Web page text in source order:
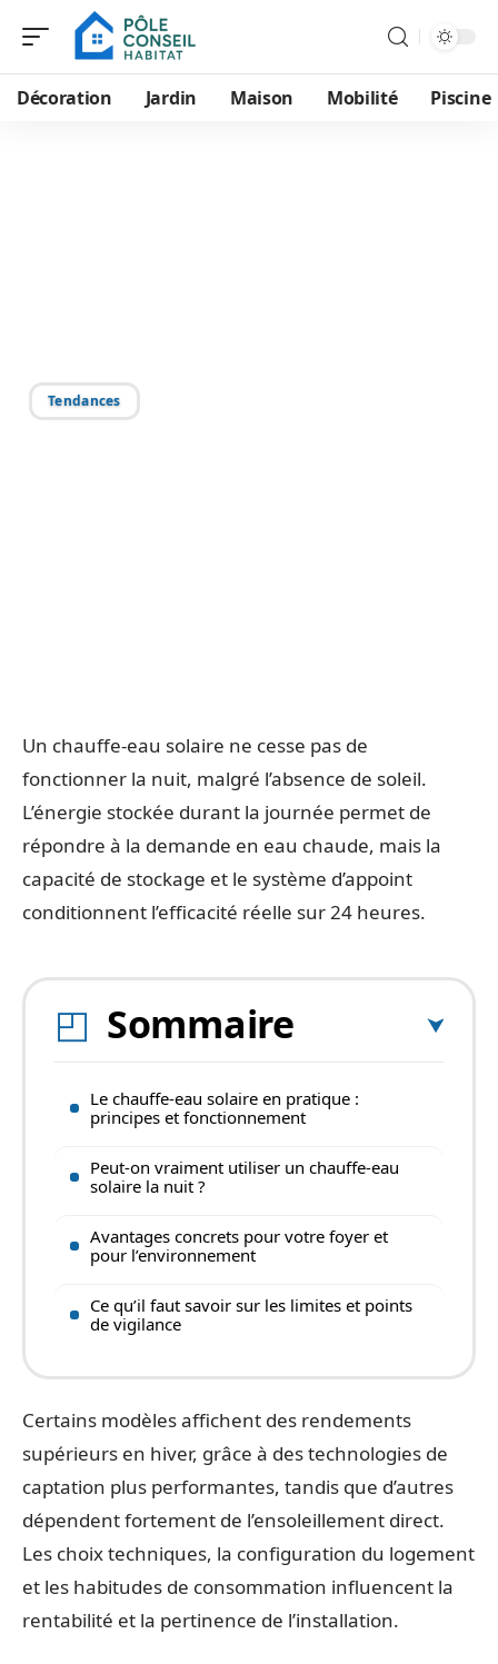
Décoration Jardin Maison Mobilité Piscine
Tendances
Un chauffe-eau solaire ne cesse pas de
fonctionner la nuit, malgré l’absence de soleil.
L’énergie stockée durant la journée permet de
répondre à la demande en eau chaude, mais la
capacité de stockage et le système d’appoint
conditionnent l’efficacité réelle sur 24 heures.
Sommaire
Le chauffe-eau solaire en pratique :
principes et fonctionnement
Peut-on vraiment utiliser un chauffe-eau
solaire la nuit ?
Avantages concrets pour votre foyer et
pour l’environnement
Ce qu’il faut savoir sur les limites et points
de vigilance
Certains modèles affichent des rendements
supérieurs en hiver, grâce à des technologies de
captation plus performantes, tandis que d’autres
dépendent fortement de l’ensoleillement direct.
Les choix techniques, la configuration du logement
et les habitudes de consommation influencent la
rentabilité et la pertinence de l’installation.